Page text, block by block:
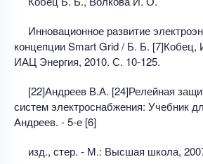
Инновационное развитие
концепции Smart Grid / Б. Б.
ИАЦ Энергия, 2010. С. 10-125.
[22]Андреев В.А. [24]Релейная
систем электроснабжения: Учебник
Андреев. - 5-е [6]
изд., стер. - М.: Высшая школа,